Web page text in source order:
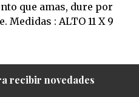
que amas, dure por
: ALTO 11 X 9
recibir novedades